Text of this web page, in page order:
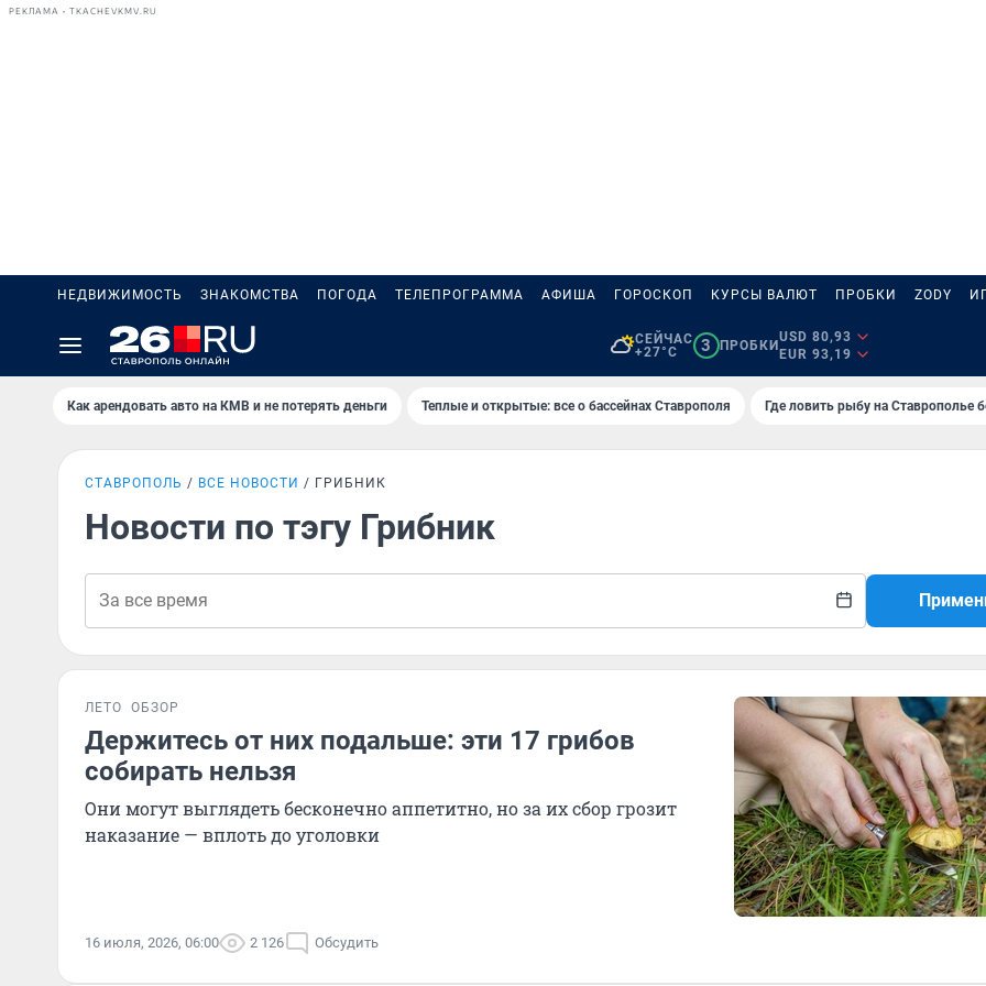
РЕКЛАМА • TKACHEVKMV.RU
НЕДВИЖИМОСТЬ ЗНАКОМСТВА ПОГОДА ТЕЛЕПРОГРАММА АФИША ГОРОСКОП КУРСЫ ВАЛЮТ ПРОБКИ ZODY
СЕЙЧАС
+27°C
3 ПРОБКИ
USD 80,93
EUR 93,19
Как арендовать авто на КМВ и не потерять деньги Теплые и открытые: все о бассейнах Ставрополя Где ловить рыбу на Ставрополье
СТАВРОПОЛЬ ВСЕ НОВОСТИ ГРИБНИК
Новости по тэгу Грибник
ЛЕТО ОБЗОР
Держитесь от них подальше: эти 17 грибов
собирать нельзя
Они могут выглядеть бесконечно аппетитно, но за их сбор грозит
наказание — вплоть до уголовки
16 июля, 2026, 06:00 2 126 Обсудить